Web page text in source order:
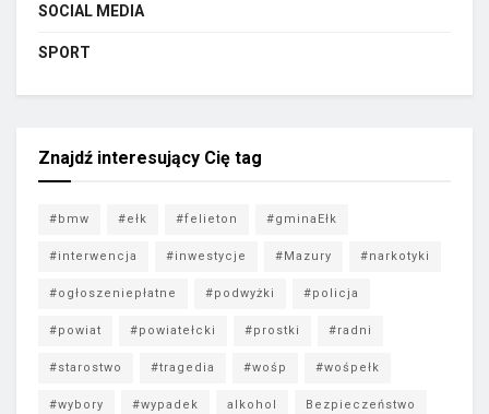
SOCIAL MEDIA
SPORT
Znajdź interesujący Cię tag
#bmw #ełk #felieton #gminaEłk
#interwencja #inwestycje #Mazury #narkotyki
#ogłoszeniepłatne #podwyżki #policja
#powiat #powiatełcki #prostki #radni
#starostwo #tragedia #wośp #wośpełk
#wybory #wypadek alkohol Bezpieczeństwo